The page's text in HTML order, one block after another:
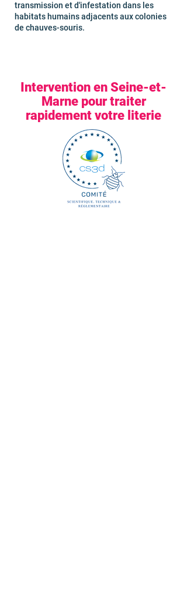
transmission et d'infestation dans les
habitats humains adjacents aux colonies
de chauves-souris.
Intervention en Seine-et-
Marne pour traiter
rapidement votre literie